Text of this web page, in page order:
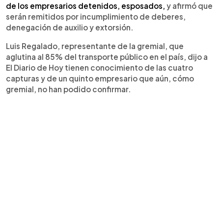
de los empresarios detenidos, esposados, y afirmó que
serán remitidos por incumplimiento de deberes,
denegación de auxilio y extorsión.
Luis Regalado, representante de la gremial, que
aglutina al 85% del transporte público en el país, dijo a
El Diario de Hoy tienen conocimiento de las cuatro
capturas y de un quinto empresario que aún, cómo
gremial, no han podido confirmar.